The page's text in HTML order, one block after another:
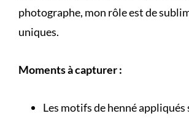
photographe, mon rôle est de
uniques.
Moments à capturer :
Les motifs de henné appliqués